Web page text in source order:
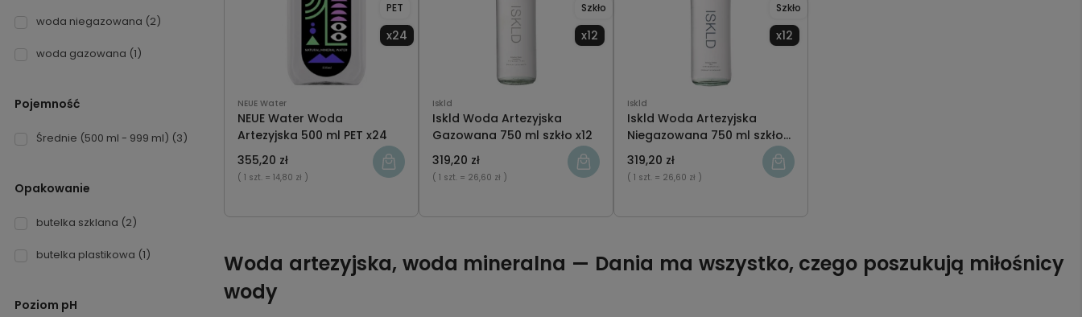
woda niegazowana (2)
woda gazowana (1)
Pojemność
Średnie (500 ml - 999 ml) (3)
Opakowanie
butelka szklana (2)
butelka plastikowa (1)
Poziom pH
NEUE Water
NEUE Water Woda
Artezyjska 500 ml PET x24
PET
x24
355,20 zł
( 1 szt. = 14,80 zł )
Iskld
Iskld Woda Artezyjska
Gazowana 750 ml szkło x12
Szkło
x12
319,20 zł
( 1 szt. = 26,60 zł )
Iskld
Iskld Woda Artezyjska
Niegazowana 750 ml szkło
x12
Szkło
x12
319,20 zł
( 1 szt. = 26,60 zł )
Woda artezyjska, woda mineralna — Dania ma wszystko, czego poszukują miłośnicy
wody